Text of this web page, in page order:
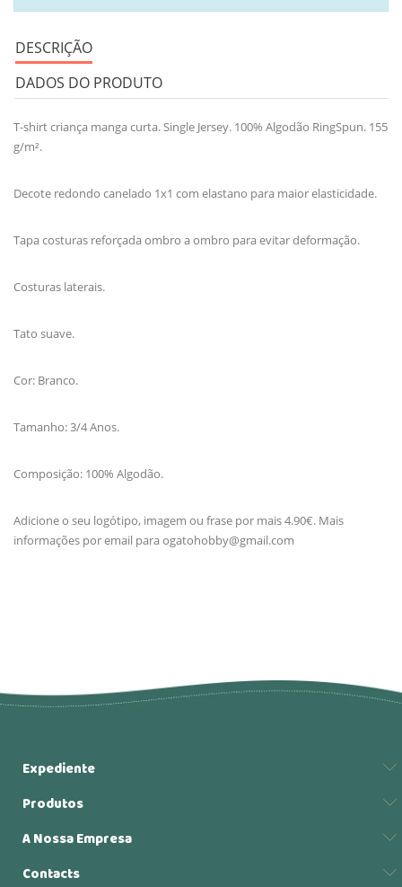
DESCRIÇÃO
DADOS DO PRODUTO
T-shirt criança manga curta. Single Jersey. 100% Algodão RingSpun. 155
g/m².
Decote redondo canelado 1x1 com elastano para maior elasticidade.
Tapa costuras reforçada ombro a ombro para evitar deformação.
Costuras laterais.
Tato suave.
Cor: Branco.
Tamanho: 3/4 Anos.
Composição: 100% Algodão.
Adicione o seu logótipo, imagem ou frase por mais 4.90€. Mais
informações por email para ogatohobby@gmail.com
Expediente
Produtos
A Nossa Empresa
Contacts